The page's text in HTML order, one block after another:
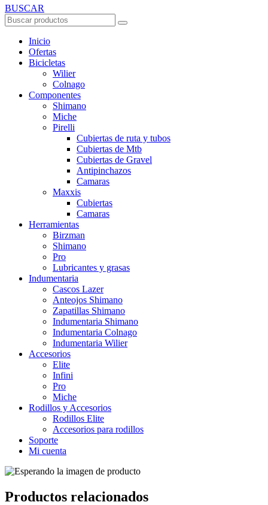
BUSCAR
Inicio
Ofertas
Bicicletas
Wilier
Colnago
Componentes
Shimano
Miche
Pirelli
Cubiertas de ruta y tubos
Cubiertas de Mtb
Cubiertas de Gravel
Antipinchazos
Camaras
Maxxis
Cubiertas
Camaras
Herramientas
Birzman
Shimano
Pro
Lubricantes y grasas
Indumentaria
Cascos Lazer
Anteojos Shimano
Zapatillas Shimano
Indumentaria Shimano
Indumentaria Colnago
Indumentaria Wilier
Accesorios
Elite
Infini
Pro
Miche
Rodillos y Accesorios
Rodillos Elite
Accesorios para rodillos
Soporte
Mi cuenta
Productos relacionados